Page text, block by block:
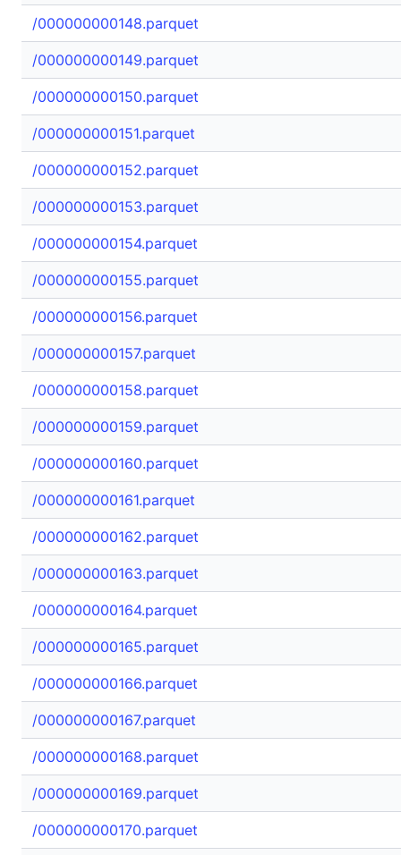
/000000000148.parquet
/000000000149.parquet
/000000000150.parquet
/000000000151.parquet
/000000000152.parquet
/000000000153.parquet
/000000000154.parquet
/000000000155.parquet
/000000000156.parquet
/000000000157.parquet
/000000000158.parquet
/000000000159.parquet
/000000000160.parquet
/000000000161.parquet
/000000000162.parquet
/000000000163.parquet
/000000000164.parquet
/000000000165.parquet
/000000000166.parquet
/000000000167.parquet
/000000000168.parquet
/000000000169.parquet
/000000000170.parquet